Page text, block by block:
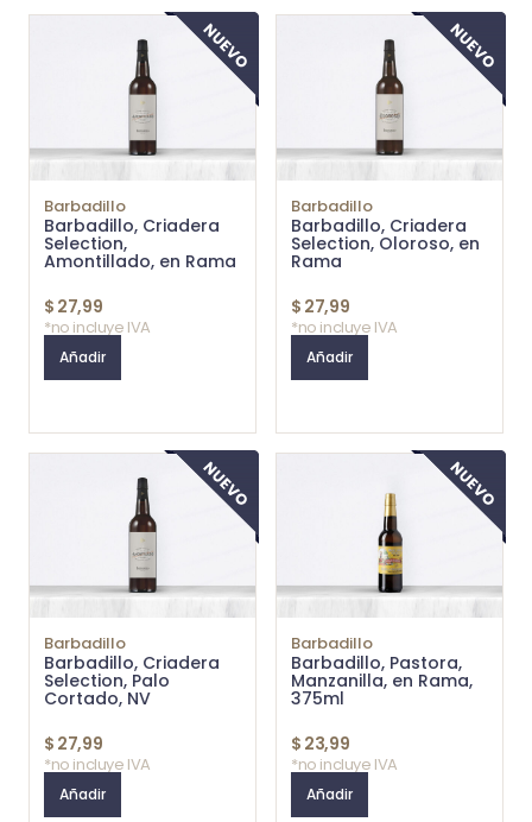
Barbadillo
Barbadillo, Criadera
Selection,
Amontillado, en Rama
$ 27,99
*no incluye IVA
Añadir
Barbadillo
Barbadillo, Criadera
Selection, Oloroso, en
Rama
$ 27,99
*no incluye IVA
Añadir
Barbadillo
Barbadillo, Criadera
Selection, Palo
Cortado, NV
$ 27,99
*no incluye IVA
Añadir
Barbadillo
Barbadillo, Pastora,
Manzanilla, en Rama,
375ml
$ 23,99
*no incluye IVA
Añadir